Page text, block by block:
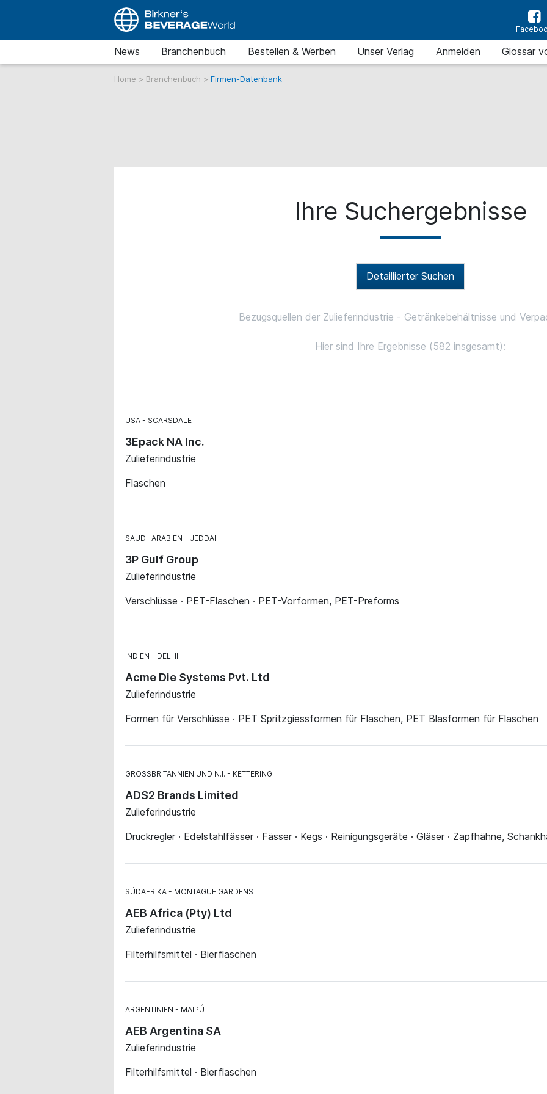
News Branchenbuch Bestellen & Werben Unser Verlag Anmelden Glossar
Home > Branchenbuch > Firmen-Datenbank
Ihre Suchergebnisse
Detaillierter Suchen
Bezugsquellen der Zulieferindustrie - Getränkebehältnisse und
Hier sind Ihre Ergebnisse (582 insgesamt):
USA SCARSDALE
3Epack NA Inc.
Zulieferindustrie
Flaschen
SAUDI-ARABIEN JEDDAH
3P Gulf Group
Zulieferindustrie
Verschlüsse · PET-Flaschen · PET-Vorformen, PET-Preforms
INDIEN DELHI
Acme Die Systems Pvt. Ltd
Zulieferindustrie
Formen für Verschlüsse · PET Spritzgiessformen für Flaschen, PET Blasformen für Flaschen
GROSSBRITANNIEN UND N.I. KETTERING
ADS2 Brands Limited
Zulieferindustrie
Druckregler · Edelstahlfässer · Fässer · Kegs · Reinigungsgeräte · Gläser · Zapfhähne,
SÜDAFRIKA MONTAGUE GARDENS
AEB Africa (Pty) Ltd
Zulieferindustrie
Filterhilfsmittel · Bierflaschen
ARGENTINIEN MAIPÚ
AEB Argentina SA
Zulieferindustrie
Filterhilfsmittel · Bierflaschen